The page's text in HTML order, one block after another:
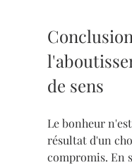
de sens
Le bonheur
résultat d'un
compromis. En